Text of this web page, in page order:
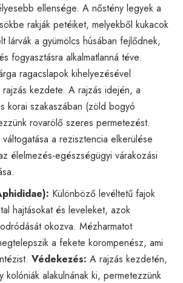
ellensége. A nőstény legyek a
rakják petéiket, melyekből kukacok
lárvák a gyümölcs húsában fejlődnek,
fogyasztásra alkalmatlanná téve.
ragacslapok kihelyezésével
kezdete. A rajzás idején, a
korai szakaszában (zöld bogyó
rovarölő szeres permetezést.
a rezisztencia elkerülése
élelmezés-egészségügyi várakozási
Különböző levéltetű fajok
hajtásokat és leveleket, azok
okozva. Mézharmatot
a fekete korompenész, ami
Védekezés: A rajzás kezdetén,
kolóniák alakulnának ki, permetezzünk